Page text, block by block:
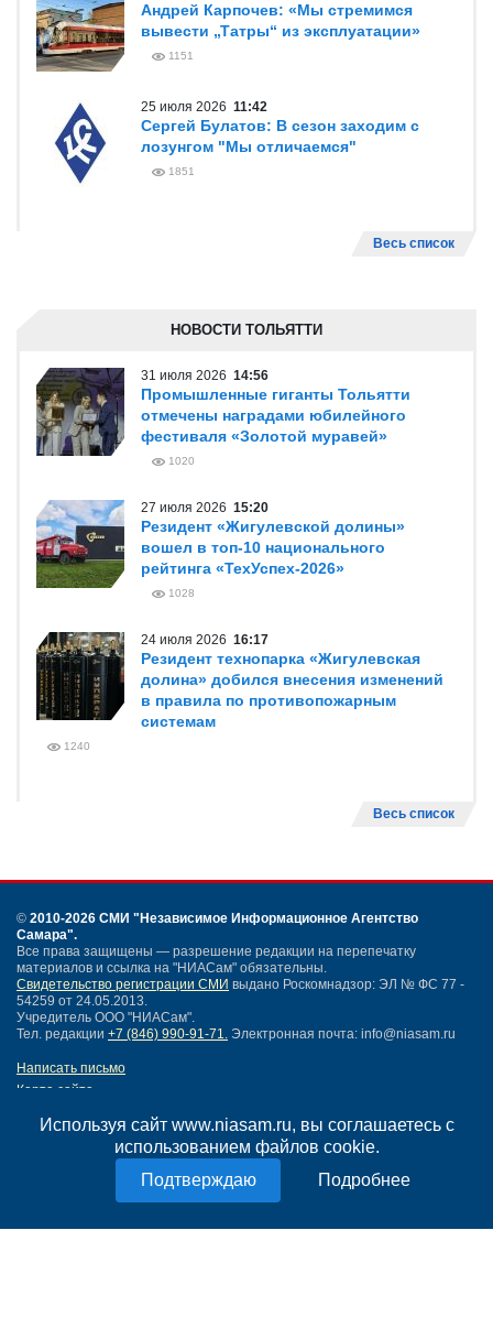
Используя сайт www.niasam.ru, вы соглашаетесь с
использованием файлов cookie.
Подробнее
Андрей Карпочев: «Мы стремимся
вывести „Татры“ из эксплуатации»
1151
25 июля 2026 11:42
Сергей Булатов: В сезон заходим с
лозунгом "Мы отличаемся"
1851
Весь список
НОВОСТИ ТОЛЬЯТТИ
31 июля 2026 14:56
Промышленные гиганты Тольятти
отмечены наградами юбилейного
фестиваля «Золотой муравей»
1020
27 июля 2026 15:20
Резидент «Жигулевской долины»
вошел в топ-10 национального
рейтинга «ТехУспех-2026»
1028
24 июля 2026 16:17
Резидент технопарка «Жигулевская
долина» добился внесения изменений
в правила по противопожарным
системам
1240
Весь список
© 2010-2026 СМИ "Независимое Информационное Агентство
Самара".
Все права защищены — разрешение редакции на перепечатку
материалов и ссылка на "НИАСам" обязательны.
Свидетельство регистрации СМИ выдано Роскомнадзор: ЭЛ № ФС 77 -
54259 от 24.05.2013.
Учредитель ООО "НИАСам".
Тел. редакции +7 (846) 990-91-71. Электронная почта: info@niasam.ru
Написать письмо
Карта сайта
Политика конфиденциальности
Согласие на обработку персональных данных